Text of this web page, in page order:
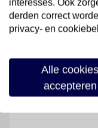
bij tot een
verkrijgbaar. Het
souvenirwinkel
het terrein van
tuin en een fraaie
Faciliteiten
interesses. Ook
derden correct
privacy- en
Alle cookies
accepteren